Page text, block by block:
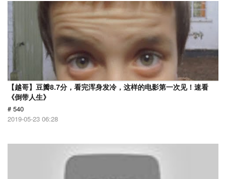
【越哥】豆瓣8.7分，看完浑身发冷，这样的电影第一次见！速看
《倒带人生》
# 540
2019-05-23 06:28